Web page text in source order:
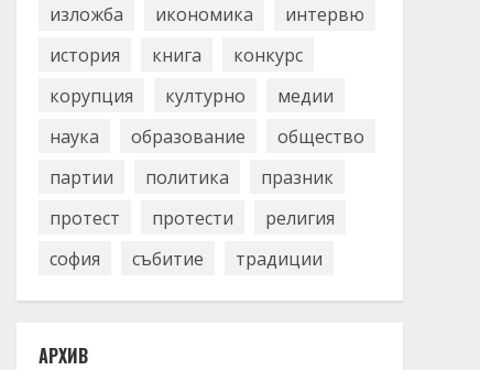
изложба
икономика
интервю
история
книга
конкурс
корупция
културно
медии
наука
образование
общество
партии
политика
празник
протест
протести
религия
софия
събитие традиции
АРХИВ